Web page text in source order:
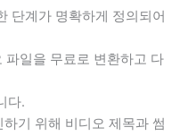
단계가 명확하게 정의되어
파일을 무료로 변환하고 다
다.
기 위해 비디오 제목과 썸